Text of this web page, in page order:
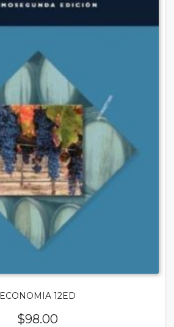
ECONOMIA 12ED
$98.00